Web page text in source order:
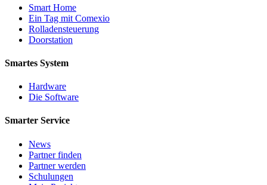
Smart Home
Ein Tag mit Comexio
Rolladensteuerung
Doorstation
Smartes System
Hardware
Die Software
Smarter Service
News
Partner finden
Partner werden
Schulungen